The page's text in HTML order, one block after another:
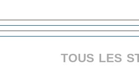
tous les